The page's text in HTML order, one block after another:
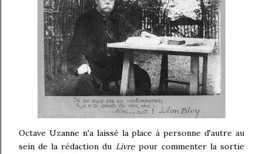
Octave Uzanne n'a laissé la place à personne d'autre au
sein de la rédaction du Livrepour commenter la sortie